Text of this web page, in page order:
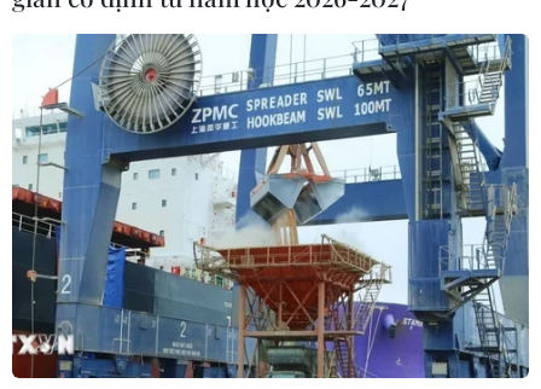
Thủ tướng Campuchia Hun Sen cho biết để mở thêm
các cửa khẩu biên giới mới, nước này bắt đầu đàm
phán tăng cường thương mại song phương với Việt
Nam, Lào và Thái Lan.